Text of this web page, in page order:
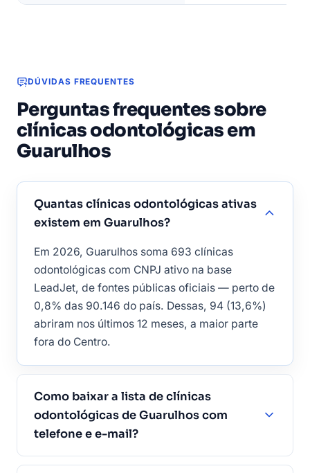
DÚVIDAS FREQUENTES
Perguntas frequentes sobre
clínicas odontológicas em
Guarulhos
Quantas clínicas odontológicas ativas
existem em Guarulhos?
Em 2026, Guarulhos soma 693 clínicas
odontológicas com CNPJ ativo na base
LeadJet, de fontes públicas oficiais — perto de
0,8% das 90.146 do país. Dessas, 94 (13,6%)
abriram nos últimos 12 meses, a maior parte
fora do Centro.
Como baixar a lista de clínicas
odontológicas de Guarulhos com
telefone e e-mail?